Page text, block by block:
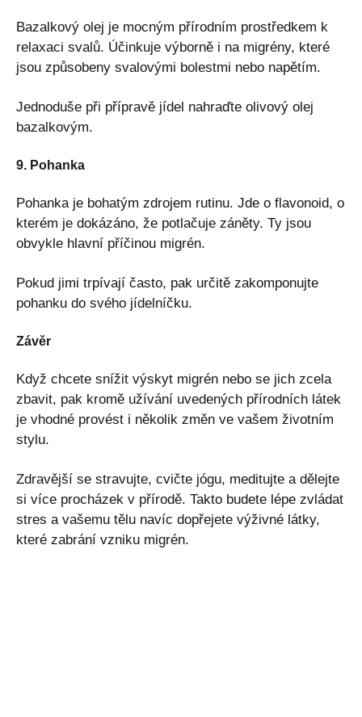
Bazalkový olej je mocným přírodním prostředkem k
relaxaci svalů. Účinkuje výborně i na migrény, které
jsou způsobeny svalovými bolestmi nebo napětím.
Jednoduše při přípravě jídel nahraďte olivový olej
bazalkovým.
9. Pohanka
Pohanka je bohatým zdrojem rutinu. Jde o flavonoid, o
kterém je dokázáno, že potlačuje záněty. Ty jsou
obvykle hlavní příčinou migrén.
Pokud jimi trpívají často, pak určitě zakomponujte
pohanku do svého jídelníčku.
Závěr
Když chcete snížit výskyt migrén nebo se jich zcela
zbavit, pak kromě užívání uvedených přírodních látek
je vhodné provést i několik změn ve vašem životním
stylu.
Zdravější se stravujte, cvičte jógu, meditujte a dělejte
si více procházek v přírodě. Takto budete lépe zvládat
stres a vašemu tělu navíc dopřejete výživné látky,
které zabrání vzniku migrén.